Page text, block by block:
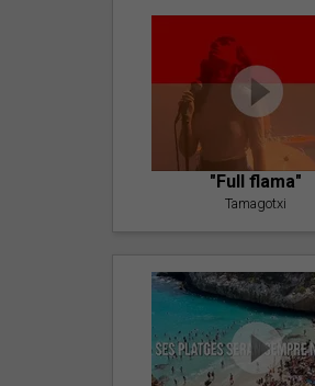
"Full flama"
Tamagotxi